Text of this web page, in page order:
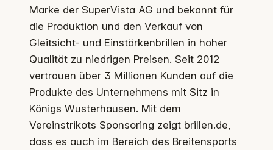
Marke der SuperVista AG und bekannt für
die Produktion und den Verkauf von
Gleitsicht- und Einstärkenbrillen in hoher
Qualität zu niedrigen Preisen. Seit 2012
vertrauen über 3 Millionen Kunden auf die
Produkte des Unternehmens mit Sitz in
Königs Wusterhausen. Mit dem
Vereinstrikots Sponsoring zeigt brillen.de,
dass es auch im Bereich des Breitensports